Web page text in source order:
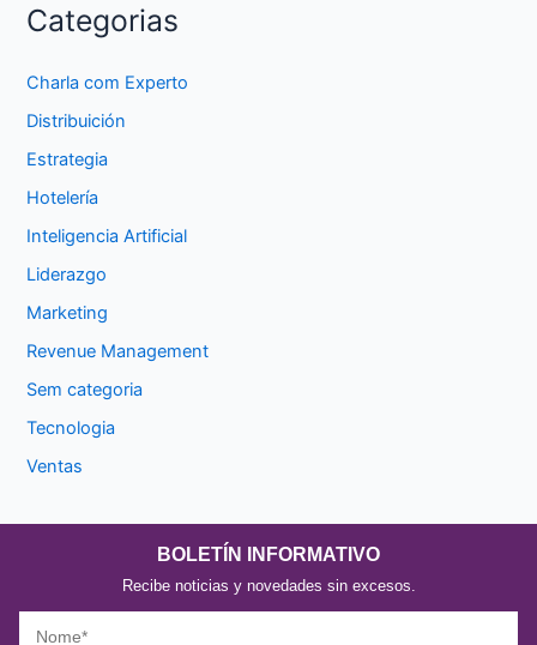
Categorias
Charla com Experto
Distribuición
Estrategia
Hotelería
Inteligencia Artificial
Liderazgo
Marketing
Revenue Management
Sem categoria
Tecnologia
Ventas
BOLETÍN INFORMATIVO
Recibe noticias y novedades sin excesos.